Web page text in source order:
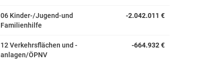
06 Kinder-/Jugend-und
Familienhilfe
-2.042.011 €
12 Verkehrsflächen und -
anlagen/ÖPNV
-664.932 €